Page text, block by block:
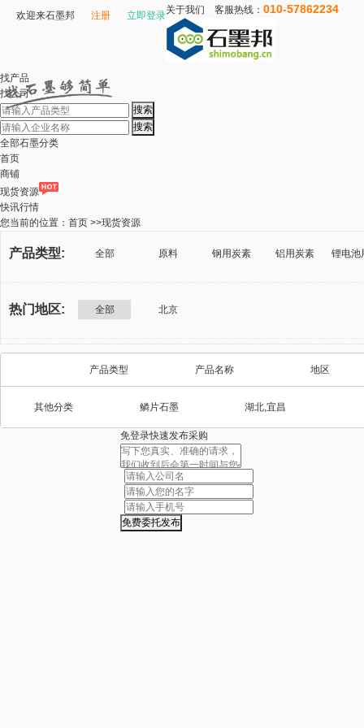
欢迎来石墨邦 注册 立即登录关于我们 客服热线： 010-57862234
找产品
找公司
全部石墨分类
首页
商铺
现货资源
快讯行情
您当前的位置：首页 >>现货资源
产品类型: 全部 原料 钢用炭素 铝用炭素
热门地区: 全部 北京
产品类型 产品名称 地区
其他分类 鳞片石墨 湖北,宜昌
免登录快速发布采购